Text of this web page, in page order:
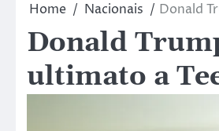
Home Nacionais Donald
Donald
ultimato a